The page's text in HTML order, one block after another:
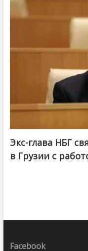
Экс-глава НБГ
в Грузии с
Facebook